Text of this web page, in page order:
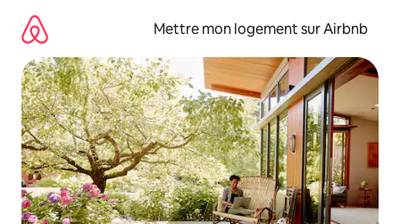
directement
contenu
Mettre mon logement sur Airbnb